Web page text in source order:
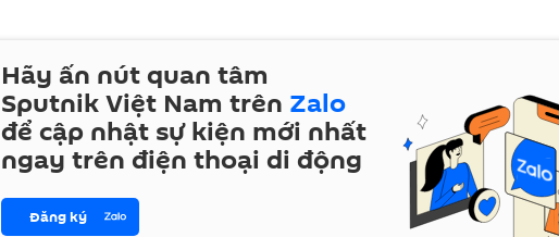
Hãy ấn nút quan tâm
Sputnik Việt Nam trên Zalo
để cập nhật sự kiện mới nhất
ngay trên điện thoại di động
Đăng ký